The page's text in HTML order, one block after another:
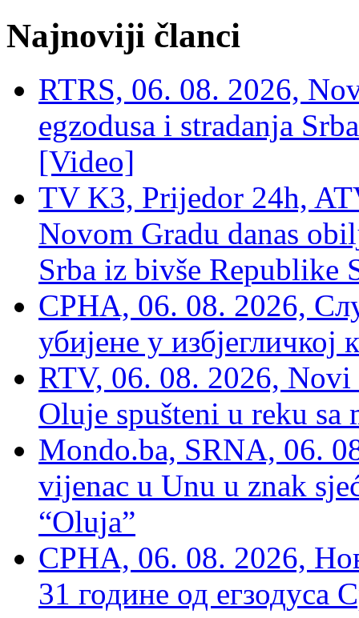
Najnoviji članci
RTRS, 06. 08. 2026,
egzodusa i stradanja
[Video]
TV K3, Prijedor 24h,
Novom Gradu danas
Srba iz bivše Republike
СРНА, 06. 08. 2026,
убијене у избјегличкој
RTV, 06. 08. 2026, Novi
Oluje spušteni u reku sa
Mondo.ba, SRNA, 06.
vijenac u Unu u znak
“Oluja”
СРНА, 06. 08. 2026,
31 године од егзодуса